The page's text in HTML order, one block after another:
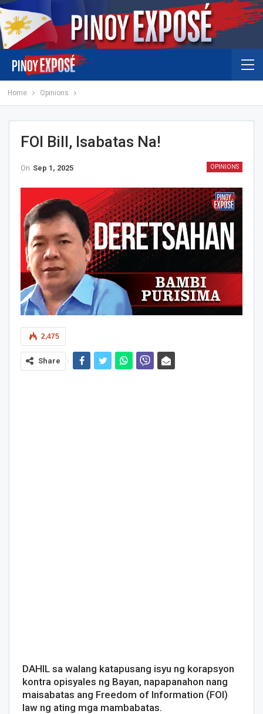
Home Opinions
FOI Bill, Isabatas Na!
OPINIONS
On Sep 1, 2025
2,475
Share
DAHIL sa walang katapusang isyu ng korapsyon
kontra opisyales ng Bayan, napapanahon nang
maisabatas ang Freedom of Information (FOI)
law ng ating mga mambabatas.